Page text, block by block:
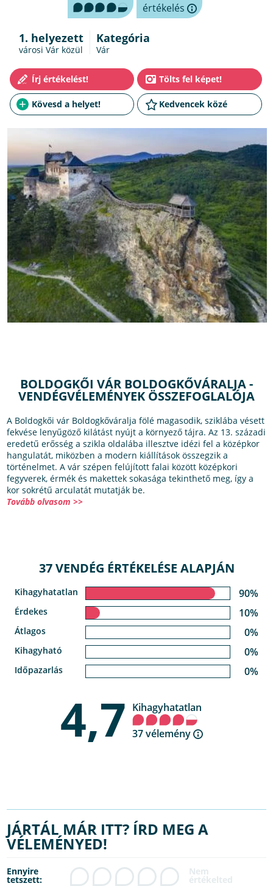
értékelés
1. helyezett
városi Vár közül
Kategória
Vár
BOLDOGKŐI VÁR BOLDOGKŐVÁRALJA -
VENDÉGVÉLEMÉNYEK ÖSSZEFOGLALÓJA
A Boldogkői vár Boldogkőváralja fölé magasodik, sziklába vésett
fekvése lenyűgöző kilátást nyújt a környező tájra. Az 13. századi
eredetű erősség a szikla oldalába illesztve idézi fel a középkor
hangulatát, miközben a modern kiállítások összegzik a
történelmet. A vár szépen felújított falai között középkori
fegyverek, érmék és makettek sokasága tekinthető meg, így a
kor sokrétű arculatát mutatják be.
Tovább olvasom >>
37 VENDÉG ÉRTÉKELÉSE ALAPJÁN
Kihagyhatatlan 90%
Érdekes 10%
Átlagos 0%
Kihagyható 0%
Időpazarlás 0%
4,7 Kihagyhatatlan
37 vélemény
JÁRTÁL MÁR ITT? ÍRD MEG A
VÉLEMÉNYED!
Ennyire
tetszett: